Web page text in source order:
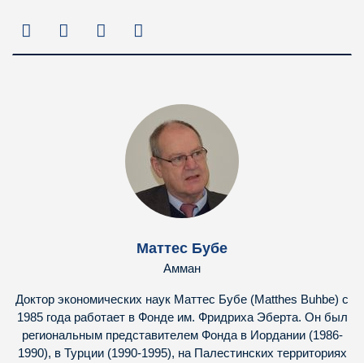
Маттес Бубе
Амман
Доктор экономических наук Маттес Бубе (Matthes Buhbe) с
1985 года работает в Фонде им. Фридриха Эберта. Он был
региональным представителем Фонда в Иордании (1986-
1990), в Турции (1990-1995), на Палестинских территориях